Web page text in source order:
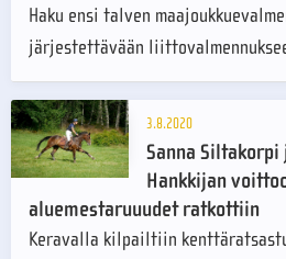
Haku ensi talven
järjestettävään
3.8.2020
Sanna Siltakorpi
Hankkijan
aluemestaruuudet ratkottiin
Keravalla kilpailtiin